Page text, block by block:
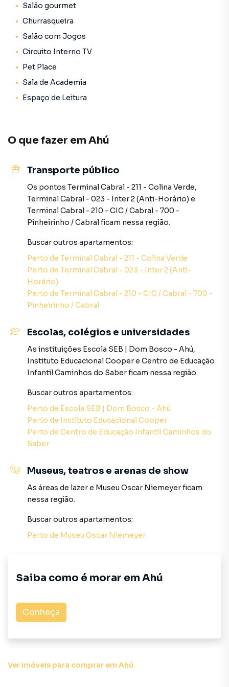
As áreas comuns do condomínio foram milimetricamente
projetadas sob os preceitos do design biofílico,
Complexo Aquático no Topo: Espetacular Piscina aquecida
com borda infinita, integrada a um charmoso Deck de
madeira e uma Jacuzzi relaxante para os momentos de
promovendo sustentabilidade e bem-estar no dia a dia;
(Gameroom) equipada e decorada para o lazer de jovens e
adultos;
Universo Infantil e Pet: Playground externo lúdico
projetado para a recreação segura das crianças, além de
de energia dos animais de estimação.
Localização Nobre e Vista Contemplativa
Morar no Mozine significa estar posicionado em um dos
quadriláteros mais charmosos, arborizados e seguros de
Curitiba:
Museu Oscar Niemeyer (MON), desfrutando de uma
maravilhosa vista contemplativa definitiva para um dos
maiores ícones arquitetônicos do país;
permite acesso rápido a supermercados selecionados,
panificadoras gourmet, academias de alto padrão, Pet
Shops de rede e serviços essenciais;
Polo Gastronômico: Região cercada por cafeterias
diversificados;
Mobilidade Absoluta: Conectividade fluida com os eixos
dos bairros Centro Cívico, Cabral e Juvevê, além de acesso
A oportunidade perfeita para viver onde o design encontra
Plantão de Vendas: (41) 99696-0251 / (41) 98817-9404
(Leonardo)
Atendimento Geral: (41) 3282-8100
Apartamento para Venda em região valorizada do bairro
Salão gourmet
Churrasqueira
Salão com Jogos
Circuito Interno TV
Pet Place
Sala de Academia
Espaço de Leitura
O que fazer em Ahú
Transporte público
Os pontos Terminal Cabral - 211 - Colina Verde,
Terminal Cabral - 023 - Inter 2 (Anti-Horário) e
Terminal Cabral - 210 - CIC / Cabral - 700 -
Pinheirinho / Cabralficam nessa região.
Buscar outros apartamentos:
Perto de Terminal Cabral - 211 - Colina Verde
Perto de Terminal Cabral - 023 - Inter 2 (Anti-
Horário)
Perto de Terminal Cabral - 210 - CIC / Cabral - 700 -
Pinheirinho / Cabral
Escolas, colégios e universidades
As instituições Escola SEB | Dom Bosco - Ahú,
Instituto Educacional Coopere Centro de Educação
Infantil Caminhos do Saberficam nessa região.
Buscar outros apartamentos:
Perto de Escola SEB | Dom Bosco - Ahú
Perto de Instituto Educacional Cooper
Perto de Centro de Educação Infantil Caminhos do
Saber
Museus, teatros e arenas de show
As áreas de lazere Museu Oscar Niemeyerficam
nessa região.
Buscar outros apartamentos:
Perto de Museu Oscar Niemeyer
Saiba como é morar em Ahú
Conheça
Ver imóveis para comprar em Ahú